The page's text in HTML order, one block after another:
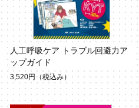
人工呼吸ケア トラブル回避力ア
ップガイド
3,520円 （税込み）